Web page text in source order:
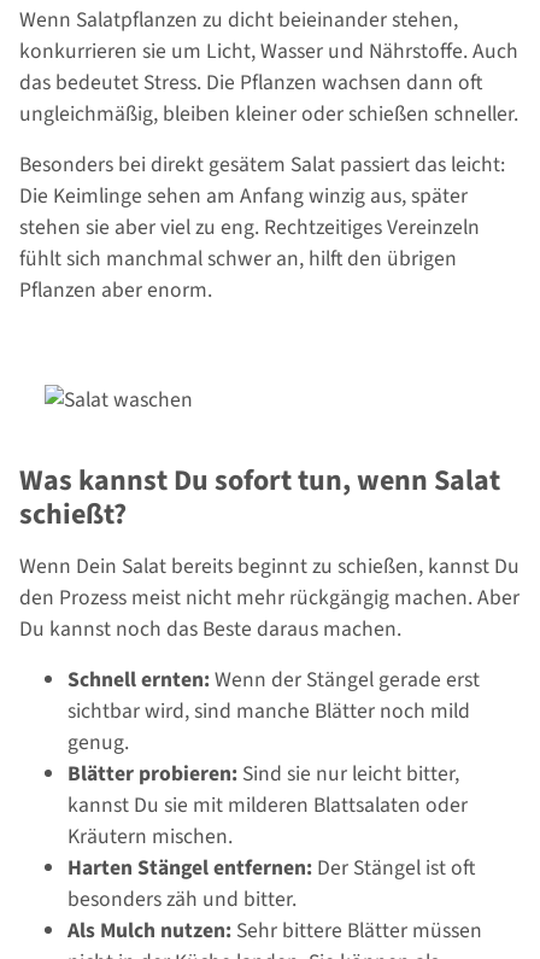
Wenn Salatpflanzen zu dicht beieinander stehen,
konkurrieren sie um Licht, Wasser und Nährstoffe. Auch
das bedeutet Stress. Die Pflanzen wachsen dann oft
ungleichmäßig, bleiben kleiner oder schießen schneller.
Besonders bei direkt gesätem Salat passiert das leicht:
Die Keimlinge sehen am Anfang winzig aus, später
stehen sie aber viel zu eng. Rechtzeitiges Vereinzeln
fühlt sich manchmal schwer an, hilft den übrigen
Pflanzen aber enorm.
Was kannst Du sofort tun, wenn Salat
schießt?
Wenn Dein Salat bereits beginnt zu schießen, kannst Du
den Prozess meist nicht mehr rückgängig machen. Aber
Du kannst noch das Beste daraus machen.
Schnell ernten:Wenn der Stängel gerade erst
sichtbar wird, sind manche Blätter noch mild
genug.
Blätter probieren: Sind sie nur leicht bitter,
kannst Du sie mit milderen Blattsalaten oder
Kräutern mischen.
Harten Stängel entfernen: Der Stängel ist oft
besonders zäh und bitter.
Als Mulch nutzen: Sehr bittere Blätter müssen